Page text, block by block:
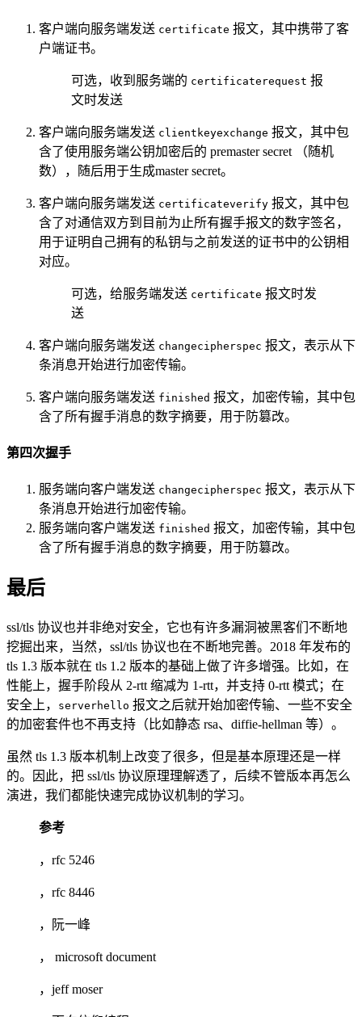
客户端向服务端发送 certificate 报文，其中携带了客
户端证书。
可选，收到服务端的 certificaterequest 报
文时发送
客户端向服务端发送 clientkeyexchange 报文，其中包
含了使用服务端公钥加密后的 premaster secret （随机
数），随后用于生成master secret。
客户端向服务端发送 certificateverify 报文，其中包
含了对通信双方到目前为止所有握手报文的数字签名，
用于证明自己拥有的私钥与之前发送的证书中的公钥相
对应。
可选，给服务端发送 certificate 报文时发
送
客户端向服务端发送 changecipherspec 报文，表示从下
条消息开始进行加密传输。
客户端向服务端发送 finished 报文，加密传输，其中包
含了所有握手消息的数字摘要，用于防篡改。
第四次握手
服务端向客户端发送 changecipherspec 报文，表示从下
条消息开始进行加密传输。
服务端向客户端发送 finished 报文，加密传输，其中包
含了所有握手消息的数字摘要，用于防篡改。
最后
ssl/tls 协议也并非绝对安全，它也有许多漏洞被黑客们不断地
挖掘出来，当然，ssl/tls 协议也在不断地完善。2018 年发布的
tls 1.3 版本就在 tls 1.2 版本的基础上做了许多增强。比如，在
性能上，握手阶段从 2-rtt 缩减为 1-rtt，并支持 0-rtt 模式；在
安全上，
serverhello 报文之后就开始加密传输、一些不安全
的加密套件也不再支持（比如静态 rsa、diffie-hellman 等）。
虽然 tls 1.3 版本机制上改变了很多，但是基本原理还是一样
的。因此，把 ssl/tls 协议原理理解透了，后续不管版本再怎么
演进，我们都能快速完成协议机制的学习。
参考
，rfc 5246
，rfc 8446
，阮一峰
， microsoft document
，jeff moser